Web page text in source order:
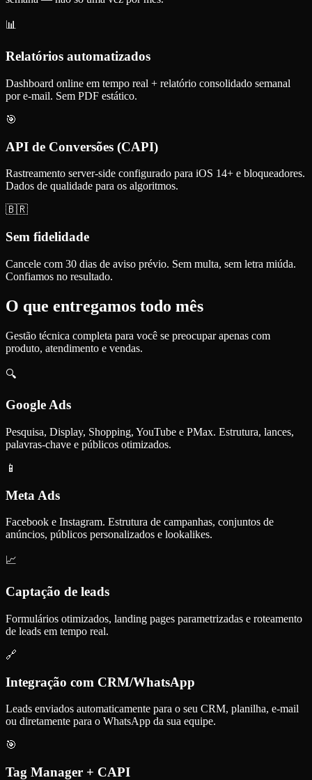
📊
Relatórios automatizados
Dashboard online em tempo real + relatório consolidado semanal
por e-mail. Sem PDF estático.
🎯
API de Conversões (CAPI)
Rastreamento server-side configurado para iOS 14+ e bloqueadores.
Dados de qualidade para os algoritmos.
🇧🇷
Sem fidelidade
Cancele com 30 dias de aviso prévio. Sem multa, sem letra miúda.
Confiamos no resultado.
O que entregamos todo mês
Gestão técnica completa para você se preocupar apenas com
produto, atendimento e vendas.
🔍
Google Ads
Pesquisa, Display, Shopping, YouTube e PMax. Estrutura, lances,
palavras-chave e públicos otimizados.
📱
Meta Ads
Facebook e Instagram. Estrutura de campanhas, conjuntos de
anúncios, públicos personalizados e lookalikes.
📈
Captação de leads
Formulários otimizados, landing pages parametrizadas e roteamento
de leads em tempo real.
🔗
Integração com CRM/WhatsApp
Leads enviados automaticamente para o seu CRM, planilha, e-mail
ou diretamente para o WhatsApp da sua equipe.
🎯
Tag Manager + CAPI